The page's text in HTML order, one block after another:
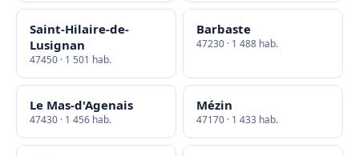
Saint-Hilaire-de-
Lusignan
47450 · 1 501 hab.
Barbaste
47230 · 1 488 hab.
Le Mas-d'Agenais
47430 · 1 456 hab.
Mézin
47170 · 1 433 hab.